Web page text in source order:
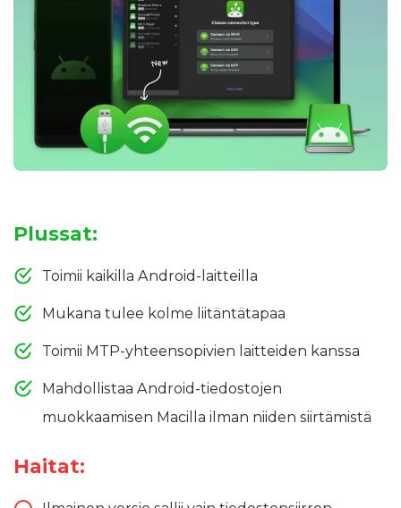
Plussat:
Toimii kaikilla Android-laitteilla
Mukana tulee kolme liitäntätapaa
Toimii MTP-yhteensopivien laitteiden kanssa
Mahdollistaa Android-tiedostojen
muokkaamisen Macilla ilman niiden siirtämistä
Haitat: